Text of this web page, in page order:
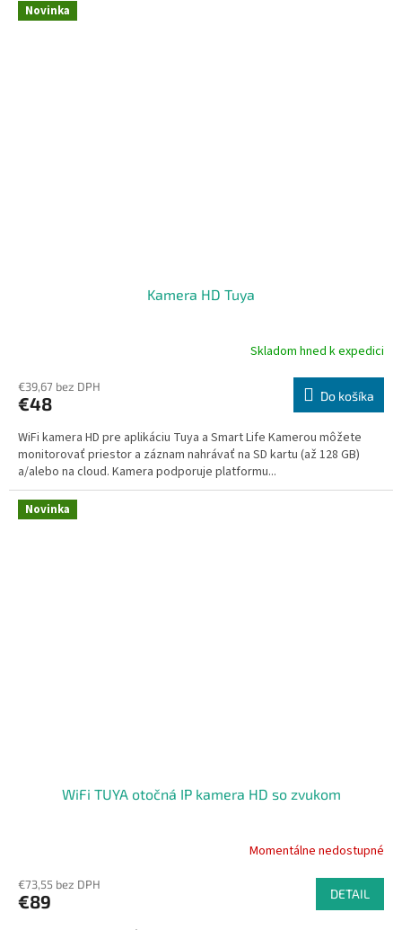
Novinka
Kamera HD Tuya
produktu
je
z
5
hviezdičiek.
Skladom hned k expedici
€39,67 bez DPH
€48 Do košíka
WiFi kamera HD pre aplikáciu Tuya a Smart Life Kamerou môžete
monitorovať priestor a záznam nahrávať na SD kartu (až 128 GB)
a/alebo na cloud. Kamera podporuje platformu...
Novinka
WiFi TUYA otočná IP kamera HD so zvukom
produktu
je
Momentálne nedostupné
€73,55 bez DPH
€89 DETAIL